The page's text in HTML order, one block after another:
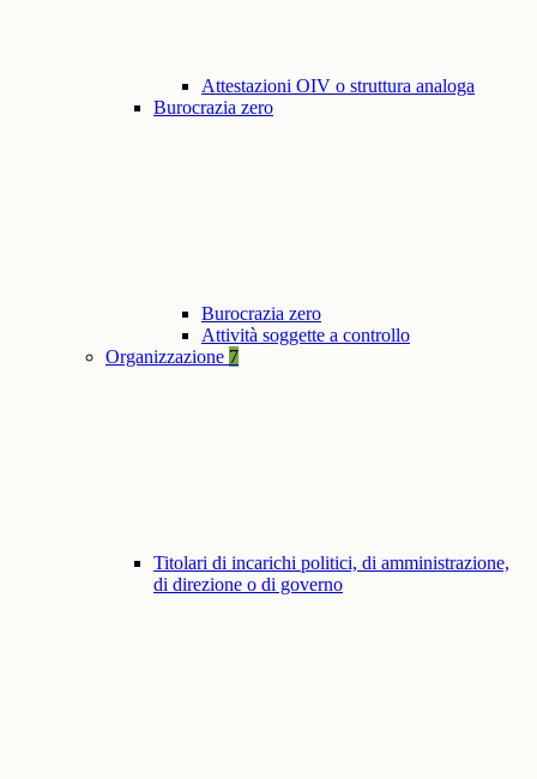
Attestazioni OIV o struttura analoga
Burocrazia zero
Burocrazia zero
Attività soggette a controllo
Organizzazione 7
Titolari di incarichi politici, di amministrazione,
di direzione o di governo